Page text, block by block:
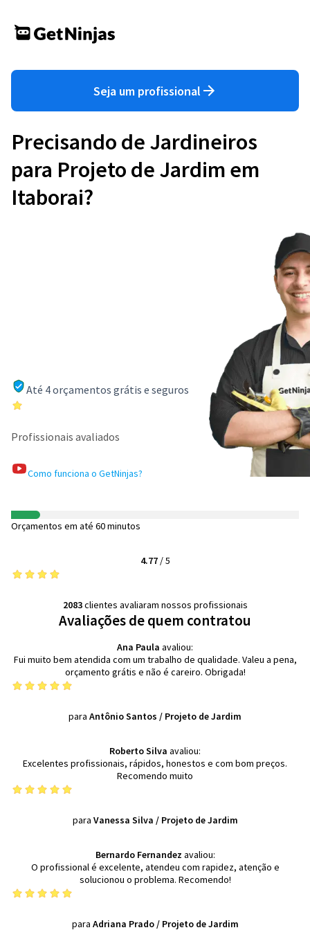
Seja um profissional
Precisando de Jardineiros
para Projeto de Jardim em
Itaborai?
Até 4 orçamentos grátis e seguros
Profissionais avaliados
Como funciona o GetNinjas?
Orçamentos em até 60 minutos
4.77/5
2083clientes avaliaram nossos profissionais
Avaliações de quem contratou
Ana Paula avaliou:
Fui muito bem atendida com um trabalho de qualidade. Valeu a pena,
orçamento grátis e não é careiro. Obrigada!
para Antônio Santos / Projeto de Jardim
Roberto Silva avaliou:
Excelentes profissionais, rápidos, honestos e com bom preços.
Recomendo muito
para Vanessa Silva / Projeto de Jardim
Bernardo Fernandez avaliou:
O profissional é excelente, atendeu com rapidez, atenção e
solucionou o problema. Recomendo!
para Adriana Prado/ Projeto de Jardim